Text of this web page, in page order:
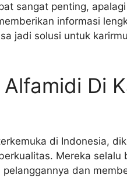
sangat penting,
informasi
jadi solusi untuk
Di
di Indonesia,
Mereka selalu
dan